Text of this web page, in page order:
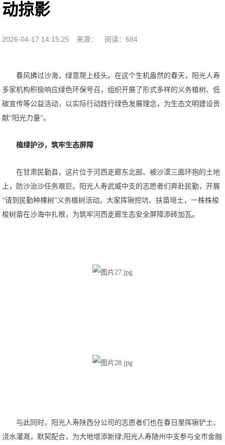
动掠影
2026-04-17 14:15:25 来源： 阅读：684
春风拂过沙海，绿意爬上枝头。在这个生机盎然的春天，阳光人寿
多家机构积极响应绿色环保号召，组织开展了形式多样的义务植树、低
碳宣传等公益活动，以实际行动践行绿色发展理念，为生态文明建设贡
献“阳光力量”。
植绿护沙，筑牢生态屏障
在甘肃民勤县，这片位于河西走廊东北部、被沙漠三面环抱的土地
上，防沙治沙任务艰巨。阳光人寿武威中支的志愿者们奔赴民勤，开展
“请到民勤种棵树”义务植树活动。大家挥锹挖坑、扶苗培土，一株株梭
梭树苗在沙海中扎根，为筑牢河西走廊生态安全屏障添砖加瓦。
与此同时，阳光人寿陕西分公司的志愿者们也在春日里挥锹铲土、
浇水灌溉，默契配合，为大地增添新绿;阳光人寿随州中支参与全市金融